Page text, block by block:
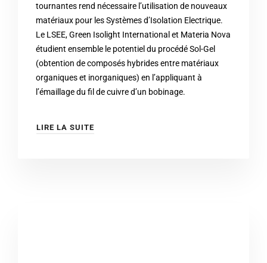
tournantes rend nécessaire l’utilisation de nouveaux
matériaux pour les Systèmes d’Isolation Electrique.
Le LSEE, Green Isolight International et Materia Nova
étudient ensemble le potentiel du procédé Sol-Gel
(obtention de composés hybrides entre matériaux
organiques et inorganiques) en l’appliquant à
l’émaillage du fil de cuivre d’un bobinage.
LIRE LA SUITE